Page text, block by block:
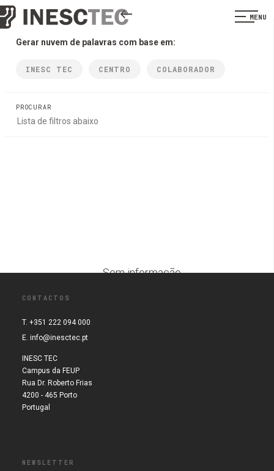
MENU
Gerar nuvem de palavras com base em:
INESC TEC CENTRO COLABORADOR
PROCURAR
Sem informação
CONTACTOS
T. +351 222 094 000
E. info@inesctec.pt
INESC TEC
Campus da FEUP
Rua Dr. Roberto Frias
4200 - 465 Porto
Portugal
NEWSLETTER